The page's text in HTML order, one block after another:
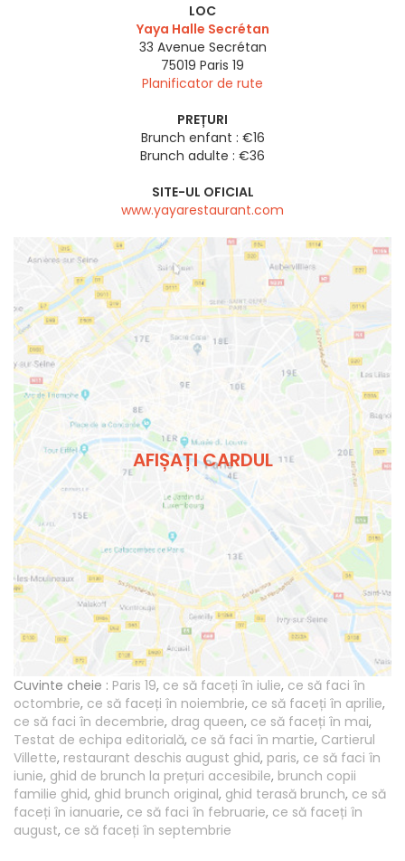
LOC
Yaya Halle Secrétan
33 Avenue Secrétan
75019 Paris 19
Planificator de rute
PREȚURI
Brunch enfant : €16
Brunch adulte : €36
SITE-UL OFICIAL
www.yayarestaurant.com
AFIȘAȚI CARDUL
Cuvinte cheie : Paris 19, ce să faceți în iulie, ce să faci în
octombrie, ce să faceți în noiembrie, ce să faceți în aprilie,
ce să faci în decembrie, drag queen, ce să faceți în mai,
Testat de echipa editorială, ce să faci în martie, Cartierul
Villette, restaurant deschis august ghid, paris, ce să faci în
iunie, ghid de brunch la prețuri accesibile, brunch copii
familie ghid, ghid brunch original, ghid terasă brunch, ce să
faceți în ianuarie, ce să faci în februarie, ce să faceți în
august, ce să faceți în septembrie